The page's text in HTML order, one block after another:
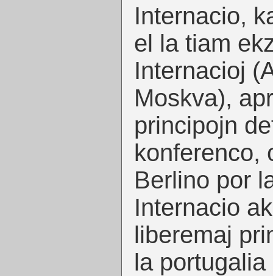
Internacio,
el la tiam
Internacioj
Moskva),
principojn
konferenco,
Berlino por
Internacio
liberemaj
la